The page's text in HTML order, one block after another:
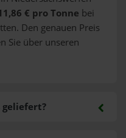
€ pro Tonne bei
Den genauen Preis
Sie über unseren